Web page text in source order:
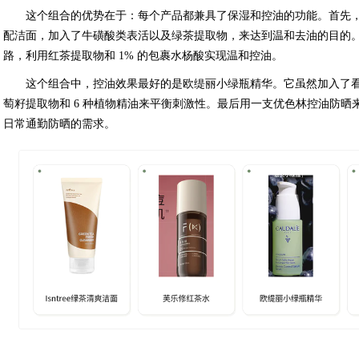
这个组合的优势在于：每个产品都兼具了保湿和控油的功能。首先
配洁面，加入了牛磺酸类表活以及绿茶提取物，来达到温和去油的目的
路，利用红茶提取物和 1% 的包裹水杨酸实现温和控油。
这个组合中，控油效果最好的是欧缇丽小绿瓶精华。它虽然加入了
萄籽提取物和 6 种植物精油来平衡刺激性。最后用一支优色林控油防
日常通勤防晒的需求。